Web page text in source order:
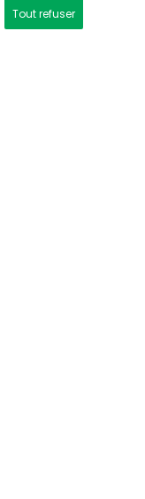
Tout refuser